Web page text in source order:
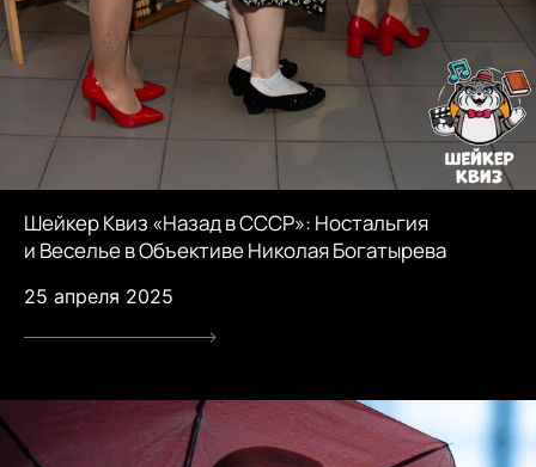
Шейкер Квиз «Назад в СССР»: Ностальгия
и Веселье в Объективе Николая Богатырева
25 апреля 2025